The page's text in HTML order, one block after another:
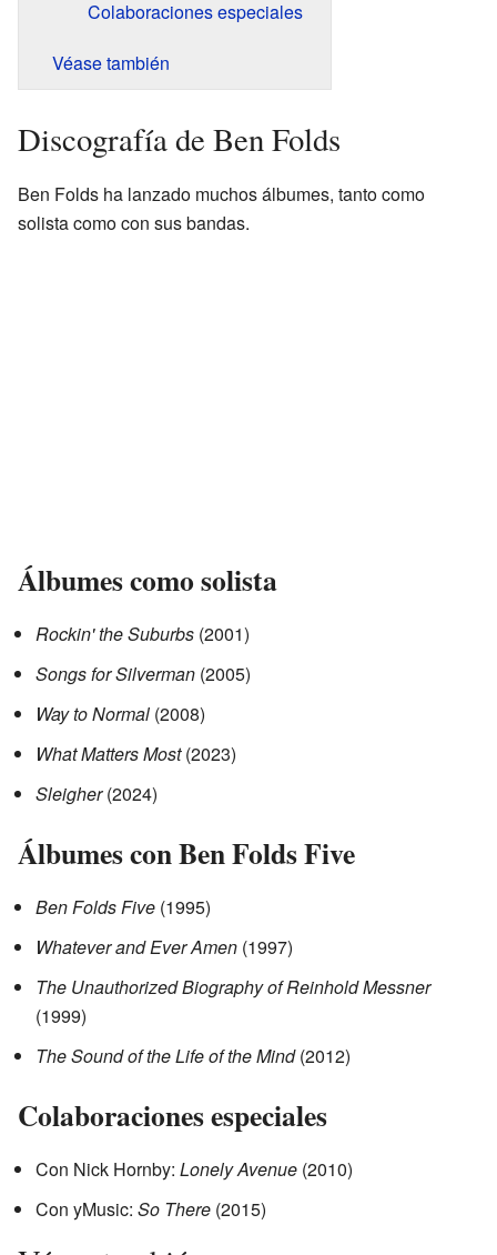
Colaboraciones especiales
Véase también
Discografía de Ben Folds
Ben Folds ha lanzado muchos álbumes, tanto como
solista como con sus bandas.
Álbumes como solista
Rockin' the Suburbs (2001)
Songs for Silverman (2005)
Way to Normal (2008)
What Matters Most(2023)
Sleigher(2024)
Álbumes con Ben Folds Five
Ben Folds Five (1995)
Whatever and Ever Amen (1997)
The Unauthorized Biography of Reinhold Messner
(1999)
The Sound of the Life of the Mind(2012)
Colaboraciones especiales
Con Nick Hornby: Lonely Avenue (2010)
Con yMusic: So There (2015)